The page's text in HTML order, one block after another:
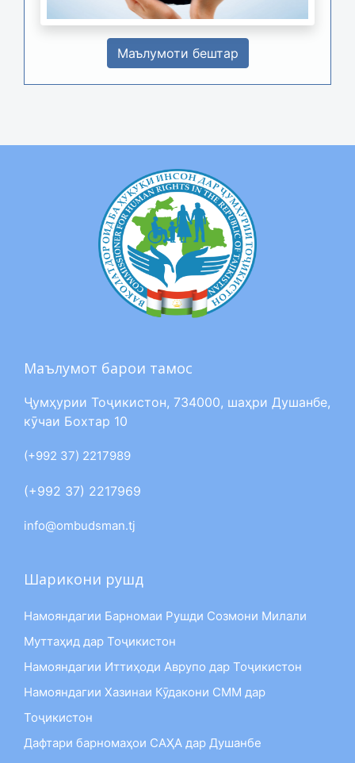
Маълумоти бештар
Маълумот барои тамос
Ҷумҳурии Тоҷикистон, 734000, шаҳри Душанбе,
кӯчаи Бохтар 10
(+992 37) 2217989
(+992 37) 2217969
info@ombudsman.tj
Шарикони рушд
Намояндагии Барномаи Рушди Созмони Милали
Муттаҳид дар Тоҷикистон
Намояндагии Иттиҳоди Аврупо дар Тоҷикистон
Намояндагии Хазинаи Кӯдакони СММ дар
Тоҷикистон
Дафтари барномаҳои САҲА дар Душанбе